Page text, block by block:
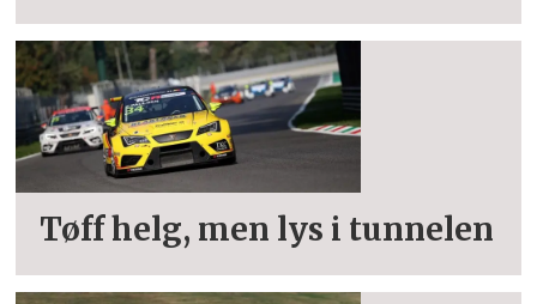
Tøff helg, men lys i tunnelen